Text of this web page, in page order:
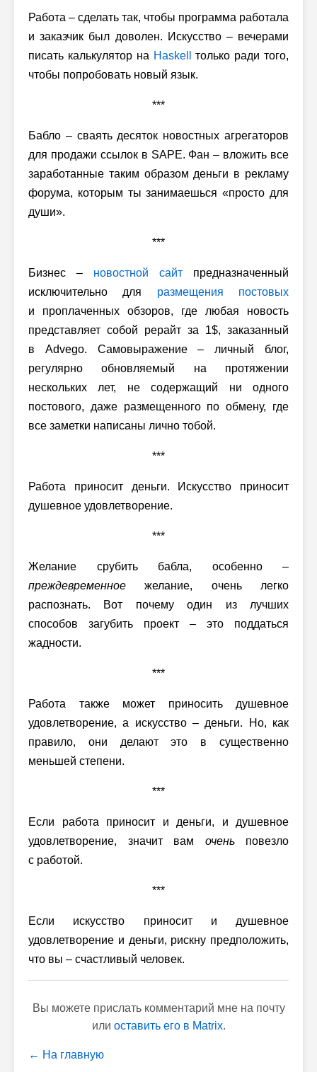
Работа – сделать так, чтобы программа работала
и заказчик был доволен. Искусство – вечерами
писать калькулятор на Haskell
только ради того,
чтобы попробовать новый язык.
***
Бабло – сваять десяток новостных агрегаторов
для продажи ссылок в SAPE. Фан – вложить все
заработанные таким образом деньги в рекламу
форума, которым ты занимаешься «просто для
души».
***
Бизнес – новостной сайт предназначенный
исключительно для размещения постовых
и проплаченных обзоров, где любая новость
представляет собой рерайт за 1$, заказанный
в Advego. Самовыражение – личный блог,
регулярно обновляемый на протяжении
нескольких лет, не содержащий ни одного
постового, даже размещенного по обмену, где
все заметки написаны лично тобой.
***
Работа приносит деньги. Искусство приносит
душевное удовлетворение.
***
Желание срубить бабла, особенно –
преждевременное желание, очень легко
распознать. Вот почему один из лучших
способов загубить проект – это поддаться
жадности.
***
Работа также может приносить душевное
удовлетворение, а искусство – деньги. Но, как
правило, они делают это в существенно
меньшей степени.
***
Если работа приносит и деньги, и душевное
удовлетворение, значит вам оченьповезло
с работой.
***
Если искусство приносит и душевное
удовлетворение и деньги, рискну предположить,
что вы – счастливый человек.
Вы можете прислать комментарий мне на почту
или оставить его в Matrix.
← На главную